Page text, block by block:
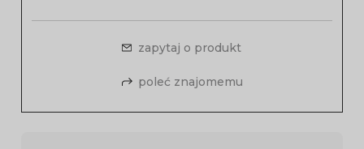
zapytaj o produkt
poleć znajomemu